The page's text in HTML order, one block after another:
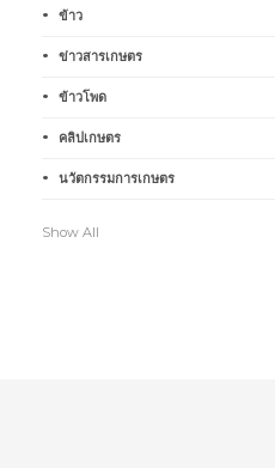
ข้าว
ข่าวสารเกษตร
ข้าวโพด
คลิปเกษตร
นวัตกรรมการเกษตร
Show All